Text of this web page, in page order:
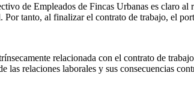
de Empleados de Fincas Urbanas es claro al
Por tanto, al finalizar el contrato de trabajo, el
relacionada con el contrato de
las relaciones laborales y sus consecuencias